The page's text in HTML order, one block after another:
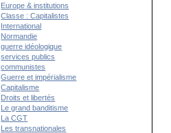
Europe & institutions
Classe : Capitalistes
International
Normandie
guerre idéologique
services publics
communistes
Guerre et impérialisme
Capitalisme
Droits et libertés
Le grand banditisme
La CGT
Les transnationales